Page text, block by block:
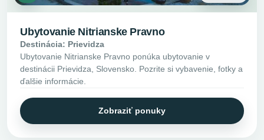
Ubytovanie Nitrianske Pravno
Destinácia: Prievidza
Ubytovanie Nitrianske Pravno ponúka ubytovanie v
destinácii Prievidza, Slovensko. Pozrite si vybavenie, fotky a
ďalšie informácie.
Zobraziť ponuky